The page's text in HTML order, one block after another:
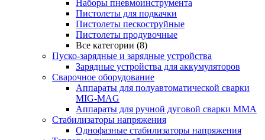
Наборы пневмоинструмента
Пистолеты для подкачки
Пистолеты пескоструйные
Пистолеты продувочные
Все категории (8)
Пуско-зарядные и зарядные устройства
Зарядные устройства для аккумуляторов
Сварочное оборудование
Аппараты для полуавтоматической сварки
MIG-MAG
Аппараты для ручной дуговой сварки MMA
Стабилизаторы напряжения
Однофазные стабилизаторы напряжения